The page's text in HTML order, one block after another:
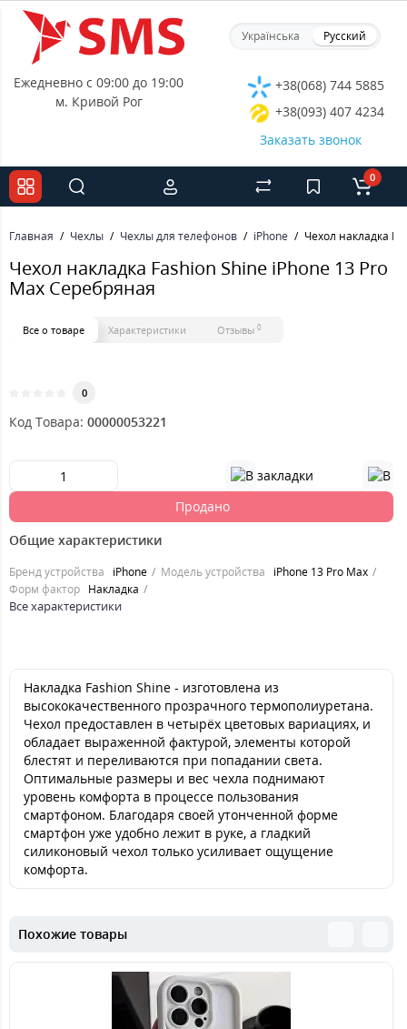
Українська Русский
Ежедневно с 09:00 до 19:00
м. Кривой Рог
+38(068) 744 5885
+38(093) 407 4234
Заказать звонок
0
Главная Чехлы Чехлы для телефонов iPhone Чехол накладка
Чехол накладка Fashion Shine iPhone 13 Pro
Max Серебряная
Все о товаре Характеристики Отзывы 0
0
Код Товара: 00000053221
Продано
Общие характеристики
Бренд устройства iPhone Модель устройства
iPhone 13 Pro Max
Форм фактор Накладка
Все характеристики
Накладка Fashion Shine - изготовлена из
высококачественного прозрачного термополиуретана.
Чехол предоставлен в четырёх цветовых вариациях, и
обладает выраженной фактурой, элементы которой
блестят и переливаются при попадании света.
Оптимальные размеры и вес чехла поднимают
уровень комфорта в процессе пользования
смартфоном. Благодаря своей утонченной форме
смартфон уже удобно лежит в руке, а гладкий
силиконовый чехол только усиливает ощущение
комфорта.
Похожие товары